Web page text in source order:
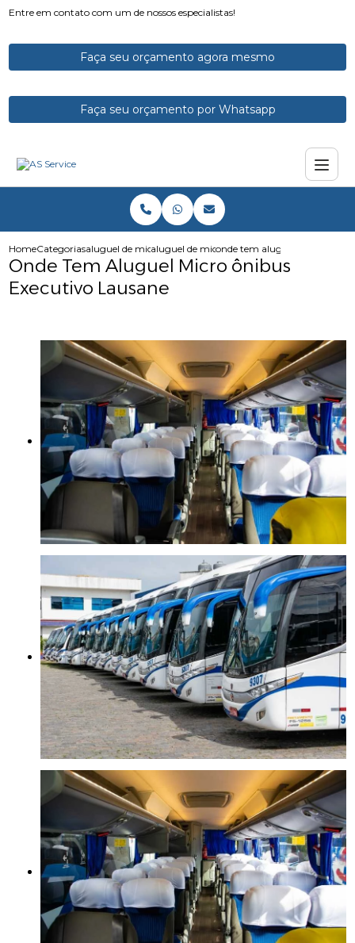
Entre em contato com um de nossos especialistas!
Faça seu orçamento agora mesmo
Faça seu orçamento por Whatsapp
HomeCategoriasaluguel de micro onibusaluguel de micro onibus para excursao
onde tem aluguel micro
Onde Tem Aluguel Micro ônibus
Executivo Lausane